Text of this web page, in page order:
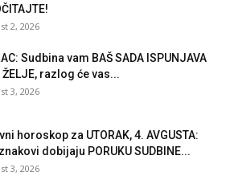
2, 2026
Sudbina vam BAŠ SADA ISPUNJAVA
ŽELJE, razlog će vas...
3, 2026
horoskop za UTORAK, 4. AVGUSTA:
dobijaju PORUKU SUDBINE...
3, 2026